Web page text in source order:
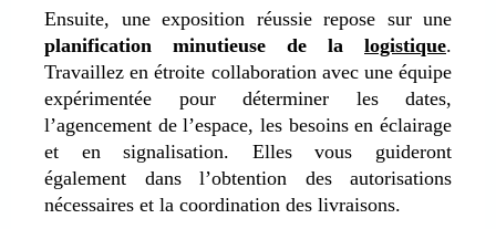
Ensuite, une exposition réussie repose sur une
planification minutieuse de la logistique.
Travaillez en étroite collaboration avec une équipe
expérimentée pour déterminer les dates,
l’agencement de l’espace, les besoins en éclairage
et en signalisation. Elles vous guideront
également dans l’obtention des autorisations
nécessaires et la coordination des livraisons.